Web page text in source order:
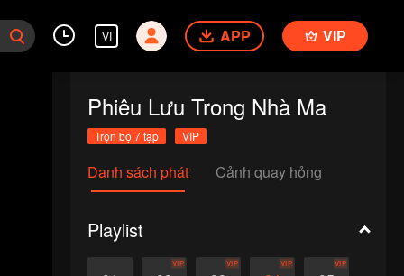
VI APP VIP
Phiêu Lưu Trong Nhà Ma
Trọn bộ 7 tập VIP
Danh sách phát Cảnh quay hỏng
Playlist
VIP VIP VIP VIP